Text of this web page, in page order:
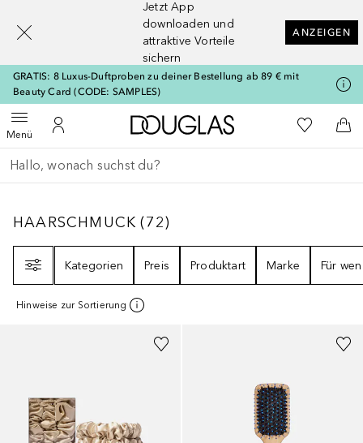
Jetzt App
downloaden und
attraktive Vorteile
sichern
ANZEIGEN
GRATIS: 8 Luxus-Duftproben zu deiner Bestellung ab 89 € mit
Beauty Card (CODE: SAMPLES)
MenüMenü öffnenZu Meinem Kundenkonto
Zur Douglas Startseite
Zu Meiner
Gehe zurück
Suche ausführen
HAARSCHMUCK72
HAARSCHMUCK (72)
Kategorien
Preis Produktart Marke Für wen
Hinweise zur Sortierung
+2
[navigation.slideout.screenreader]